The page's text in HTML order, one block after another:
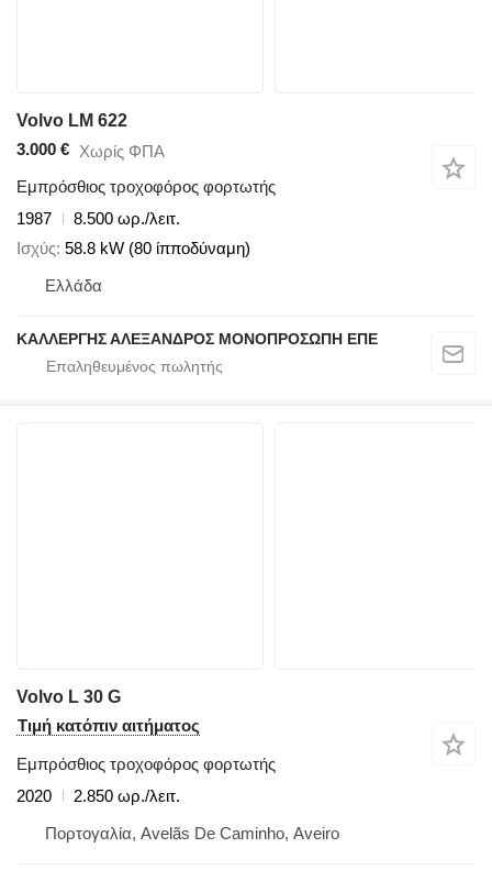
Volvo LM 622
3.000 € Χωρίς ΦΠΑ
Εμπρόσθιος τροχοφόρος φορτωτής
1987
8.500 ωρ./λειτ.
Ισχύς 58.8 kW (80 ίπποδύναμη)
Ελλάδα
ΚΑΛΛΕΡΓΗΣ ΑΛΕΞΑΝΔΡΟΣ ΜΟΝΟΠΡΟΣΩΠΗ ΕΠΕ
Volvo L 30 G
Τιμή κατόπιν αιτήματος
Εμπρόσθιος τροχοφόρος φορτωτής
2020
2.850 ωρ./λειτ.
Πορτογαλία, Avelãs De Caminho, Aveiro